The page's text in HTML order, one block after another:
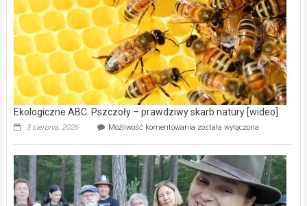
ponad
15,6
mln
na
modernizację
oczyszczalni
ścieków
[wideo]
Ekologiczne ABC. Pszczoły – prawdziwy skarb natury [wideo]
3 sierpnia, 2026 Możliwość komentowania Ekologiczne
–
prawdziwy
skarb
natury
[wideo]
została wyłączona